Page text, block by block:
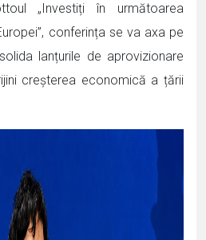
„Investiți în următoarea
conferința se va axa pe
lanțurile de aprovizionare
creșterea economică a țării